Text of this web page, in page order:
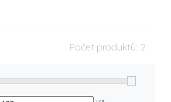
Počet produktů: 2